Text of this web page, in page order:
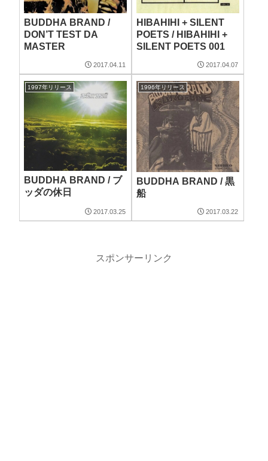
BUDDHA BRAND /
DON’T TEST DA
MASTER
2017.04.11
HIBAHIHI + SILENT
POETS / HIBAHIHI +
SILENT POETS 001
2017.04.07
1997年リリース
BUDDHA BRAND / ブ
ッダの休日
2017.03.25
1996年リリース
BUDDHA BRAND / 黒
船
2017.03.22
スポンサーリンク